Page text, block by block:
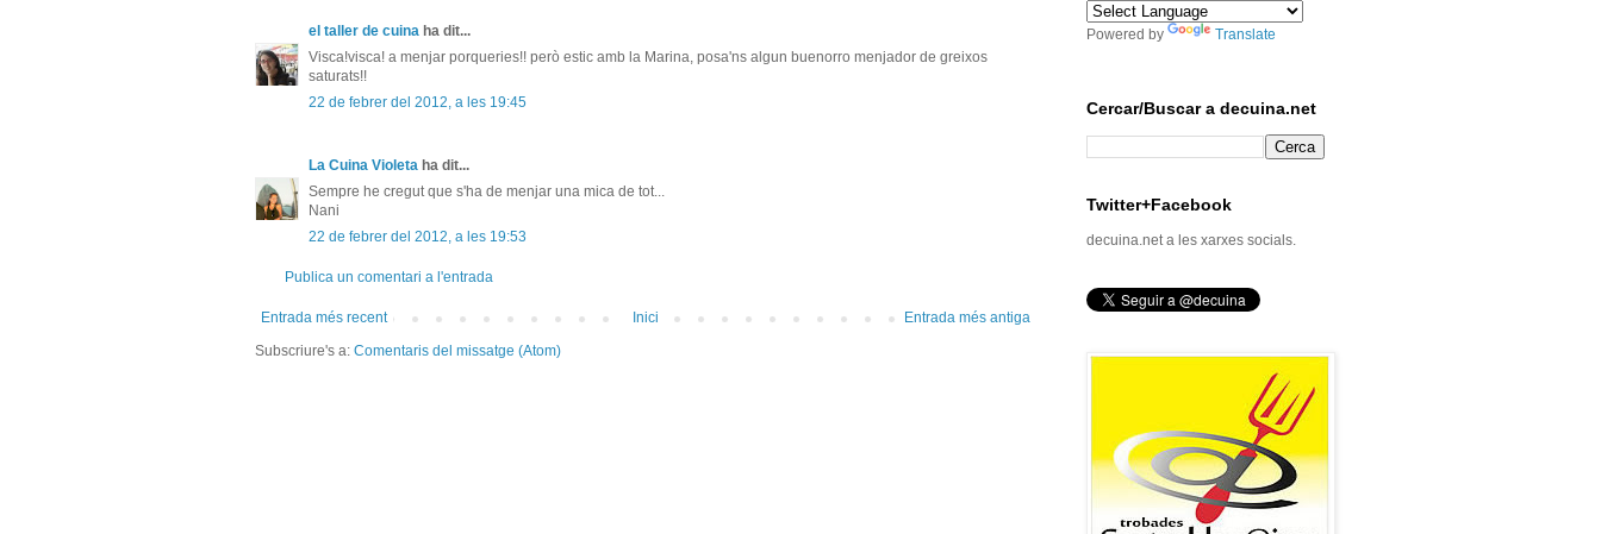
el taller de cuina ha dit...
Visca!visca! a menjar porqueries!! però estic amb la Marina, posa'ns algun buenorro menjador de greixos
saturats!!
22 de febrer del 2012, a les 19:45
La Cuina Violeta ha dit...
Sempre he cregut que s'ha de menjar una mica de tot...
Nani
22 de febrer del 2012, a les 19:53
Publica un comentari a l'entrada
Entrada més recent Entrada més antiga
Inici
Subscriure's a: Comentaris del missatge (Atom)
Powered by Translate
Cercar/Buscar a decuina.net
Twitter+Facebook
decuina.net a les xarxes socials.